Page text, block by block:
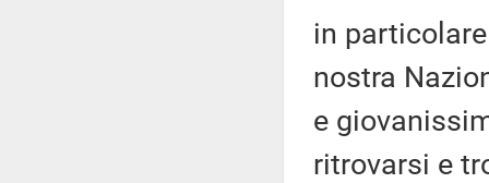
in
nostra
e
ritrovarsi e